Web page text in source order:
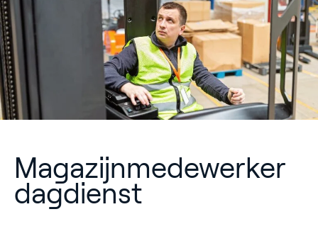
Magazijnmedewerker
dagdienst